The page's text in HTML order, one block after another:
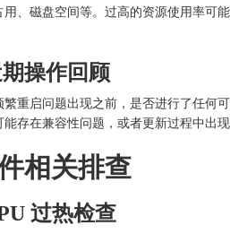
用、磁盘空间等。过高的资源使用率可
期操作回顾
繁重启问题出现之前，是否进行了任何
能存在兼容性问题，或者更新过程中出
相关排查
过热检查